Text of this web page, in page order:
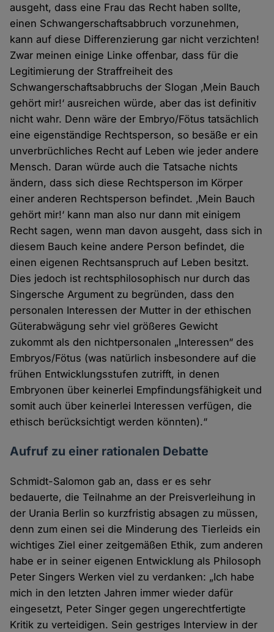
ausgeht, dass eine Frau das Recht haben sollte,
einen Schwangerschaftsabbruch vorzunehmen,
kann auf diese Differenzierung gar nicht verzichten!
Zwar meinen einige Linke offenbar, dass für die
Legitimierung der Straffreiheit des
Schwangerschaftsabbruchs der Slogan ‚Mein Bauch
gehört mir!‘ ausreichen würde, aber das ist definitiv
nicht wahr. Denn wäre der Embryo/Fötus tatsächlich
eine eigenständige Rechtsperson, so besäße er ein
unverbrüchliches Recht auf Leben wie jeder andere
Mensch. Daran würde auch die Tatsache nichts
ändern, dass sich diese Rechtsperson im Körper
einer anderen Rechtsperson befindet. ‚Mein Bauch
gehört mir!‘ kann man also nur dann mit einigem
Recht sagen, wenn man davon ausgeht, dass sich in
diesem Bauch keine andere Person befindet, die
einen eigenen Rechtsanspruch auf Leben besitzt.
Dies jedoch ist rechtsphilosophisch nur durch das
Singersche Argument zu begründen, dass den
personalen Interessen der Mutter in der ethischen
Güterabwägung sehr viel größeres Gewicht
zukommt als den nichtpersonalen „Interessen“ des
Embryos/Fötus (was natürlich insbesondere auf die
frühen Entwicklungsstufen zutrifft, in denen
Embryonen über keinerlei Empfindungsfähigkeit und
somit auch über keinerlei Interessen verfügen, die
ethisch berücksichtigt werden könnten).“
Aufruf zu einer rationalen Debatte
Schmidt-Salomon gab an, dass er es sehr
bedauerte, die Teilnahme an der Preisverleihung in
der Urania Berlin so kurzfristig absagen zu müssen,
denn zum einen sei die Minderung des Tierleids ein
wichtiges Ziel einer zeitgemäßen Ethik, zum anderen
habe er in seiner eigenen Entwicklung als Philosoph
Peter Singers Werken viel zu verdanken: „Ich habe
mich in den letzten Jahren immer wieder dafür
eingesetzt, Peter Singer gegen ungerechtfertigte
Kritik zu verteidigen. Sein gestriges Interview in der